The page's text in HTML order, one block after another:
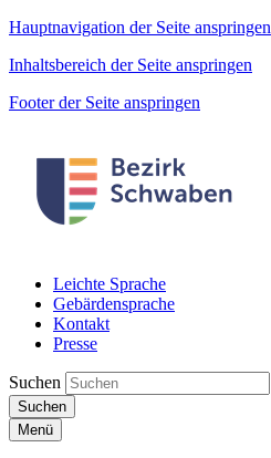
Hauptnavigation der Seite anspringen
Inhaltsbereich der Seite anspringen
Footer der Seite anspringen
Leichte Sprache
Gebärdensprache
Kontakt
Presse
Suchen
Suchen
Menü